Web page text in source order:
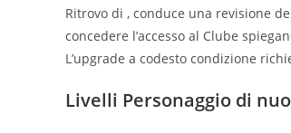
Ritrovo di , conduce una revisione
concedere l’accesso al Clube
L’upgrade a codesto condizione
Livelli Personaggio di